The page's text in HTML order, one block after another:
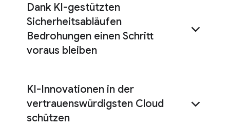
Intelligence
Fachwissen
Dank KI-gestützten
Sicherheitsabläufen
Bedrohungen einen Schritt
voraus bleiben
Google
Security Operations
KI-Innovationen in der
vertrauenswürdigsten Cloud
schützen